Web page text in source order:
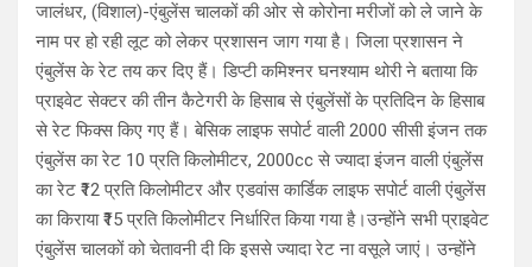
जालंधर, (विशाल)-एंबुलेंस चालकों की ओर से कोरोना मरीजों को ले जाने के
नाम पर हो रही लूट को लेकर प्रशासन जाग गया है। जिला प्रशासन ने
एंबुलेंस के रेट तय कर दिए हैं। डिप्टी कमिश्नर घनश्याम थोरी ने बताया कि
प्राइवेट सेक्टर की तीन कैटेगरी के हिसाब से एंबुलेंसों के प्रतिदिन के हिसाब
से रेट फिक्स किए गए हैं। बेसिक लाइफ सपोर्ट वाली 2000 सीसी इंजन तक
एंबुलेंस का रेट 10 प्रति किलोमीटर, 2000cc से ज्यादा इंजन वाली एंबुलेंस
का रेट ₹12 प्रति किलोमीटर और एडवांस कार्डिक लाइफ सपोर्ट वाली एंबुलेंस
का किराया ₹15 प्रति किलोमीटर निर्धारित किया गया है।उन्होंने सभी प्राइवेट
एंबुलेंस चालकों को चेतावनी दी कि इससे ज्यादा रेट ना वसूले जाएं। उन्होंने